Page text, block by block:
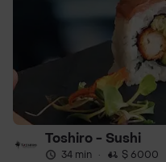
Toshiro - Sushi
34 min · $ 6000